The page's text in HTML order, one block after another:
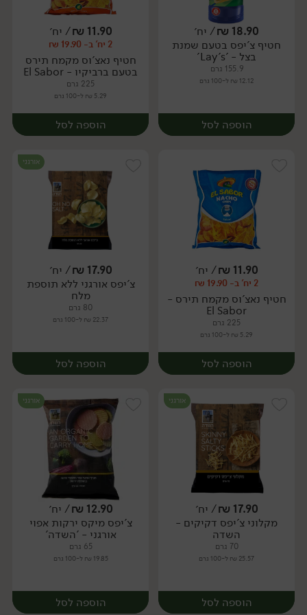
יח׳ יח׳
18.90
₪/ יח׳
חטיף צ'יפס בטעם שמנת
בצל - 'Lay's'
155.9 גרם
12.12 ₪ ל-100 גרם
הוספה לסל
יח׳
11.90
₪/ יח׳
2 יח' ב- 19.90 ₪
חטיף נאצ'וס מקמח תירס
בטעם ברביקיו - El Sabor
225 גרם
5.29 ₪ ל-100 גרם
הוספה לסל
יח׳
11.90
₪/ יח׳
2 יח' ב- 19.90 ₪
חטיף נאצ'וס מקמח תירס -
El Sabor
225 גרם
5.29 ₪ ל-100 גרם
הוספה לסל
יח׳
אורגני
17.90
₪/ יח׳
צ'יפס אורגני ללא תוספת
מלח
80 גרם
22.37 ₪ ל-100 גרם
הוספה לסל
יח׳
אורגני
17.90
₪/ יח׳
מקלוני צ'יפס דקיקים -
השדה
70 גרם
25.57 ₪ ל-100 גרם
הוספה לסל
אורגני
12.90
₪/ יח׳
צ'יפס מיקס ירקות אפוי
אורגני - 'השדה'
65 גרם
19.85 ₪ ל-100 גרם
הוספה לסל